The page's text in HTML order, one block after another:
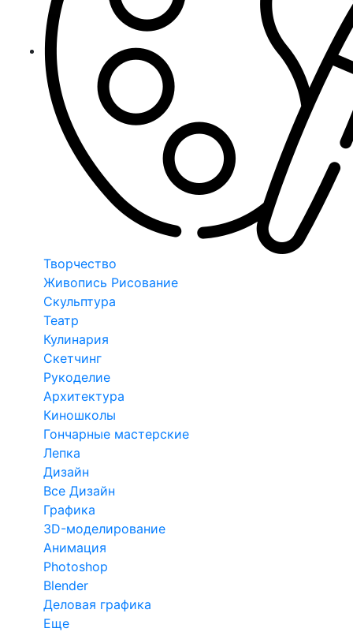
Творчество
Живопись Рисование
Скульптура
Театр
Кулинария
Скетчинг
Рукоделие
Архитектура
Киношколы
Гончарные мастерские
Лепка
Дизайн
Все Дизайн
Графика
3D-моделирование
Анимация
Photoshop
Blender
Деловая графика
Еще